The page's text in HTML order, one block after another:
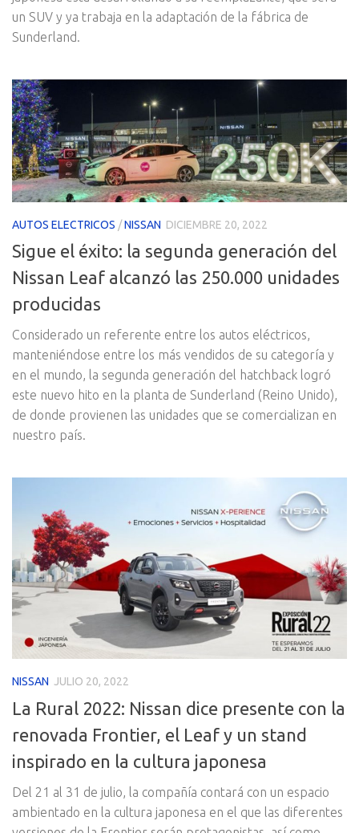
un SUV y ya trabaja en la adaptación de la fábrica de
Sunderland.
AUTOS ELECTRICOS /NISSAN DICIEMBRE 20, 2022
Sigue el éxito: la segunda generación del
Nissan Leaf alcanzó las 250.000 unidades
producidas
Considerado un referente entre los autos eléctricos,
manteniéndose entre los más vendidos de su categoría y
en el mundo, la segunda generación del hatchback logró
este nuevo hito en la planta de Sunderland (Reino Unido),
de donde provienen las unidades que se comercializan en
nuestro país.
NISSAN JULIO 20, 2022
La Rural 2022: Nissan dice presente con la
renovada Frontier, el Leaf y un stand
inspirado en la cultura japonesa
Del 21 al 31 de julio, la compañía contará con un espacio
ambientado en la cultura japonesa en el que las diferentes